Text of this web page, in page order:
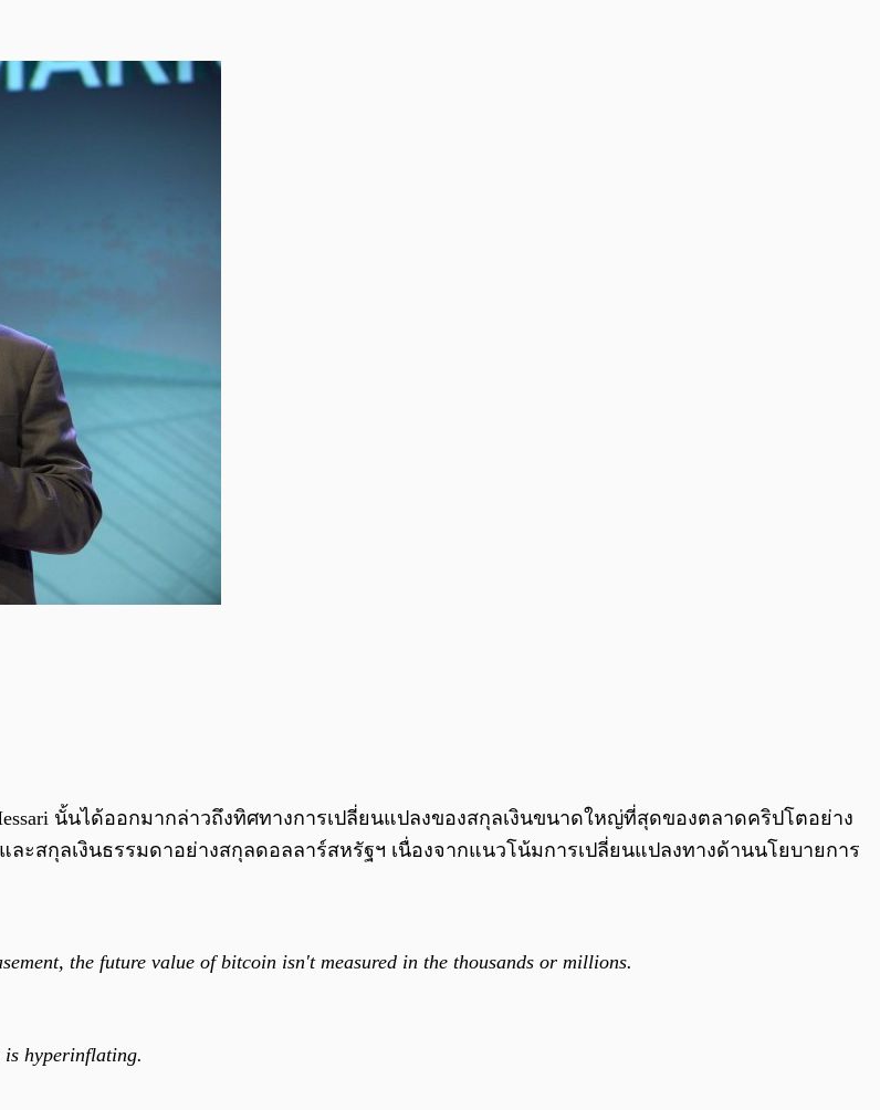
/0:00
นั้นได้ออกมากล่าวถึงทิศทางการเปลี่ยนแปลงของสกุลเงินขนาดใหญ่ที่สุดของตลาดคริปโตอย่าง
ะสกุลเงินธรรมดาอย่างสกุลดอลลาร์สหรัฐฯ เนื่องจากแนวโน้มการเปลี่ยนแปลงทางด้านนโยบายการ
the future value of bitcoin isn't measured in the thousands or millions.
is hyperinflating.